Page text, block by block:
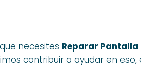
necesites Reparar Pantalla
contribuir a ayudar en eso,